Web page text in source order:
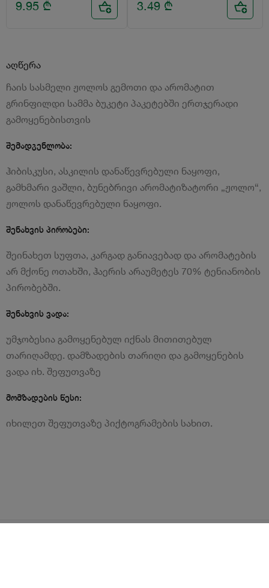
9.95 ₾ 3.49 ₾
აღწერა
ჩაის სასმელი ჟოლოს გემოთი და არომატით
გრინფილდი სამმა ბუკეტი პაკეტებში ერთჯერადი
გამოყენებისთვის
შემადგენლობა:
ჰიბისკუსი, ასკილის დანაწევრებული ნაყოფი,
გამხმარი ვაშლი, ბუნებრივი არომატიზატორი „ჟოლო“,
ჟოლოს დანაწევრებული ნაყოფი.
შენახვის პირობები:
შეინახეთ სუფთა, კარგად განიავებად და არომატების
არ მქონე ოთახში, ჰაერის არაუმეტეს 70% ტენიანობის
პირობებში.
შენახვის ვადა:
უმჯობესია გამოყენებულ იქნას მითითებულ
თარიღამდე. დამზადების თარიღი და გამოყენების
ვადა იხ. შეფუთვაზე
მომზადების წესი:
იხილეთ შეფუთვაზე პიქტოგრამების სახით.